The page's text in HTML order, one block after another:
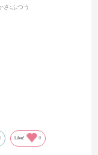
さ :ふつう
Like! 0